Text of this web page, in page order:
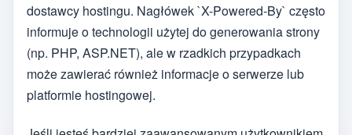
dostawcy hostingu. Nagłówek `X-Powered-By` często
informuje o technologii użytej do generowania strony
(np. PHP, ASP.NET), ale w rzadkich przypadkach
może zawierać również informacje o serwerze lub
platformie hostingowej.